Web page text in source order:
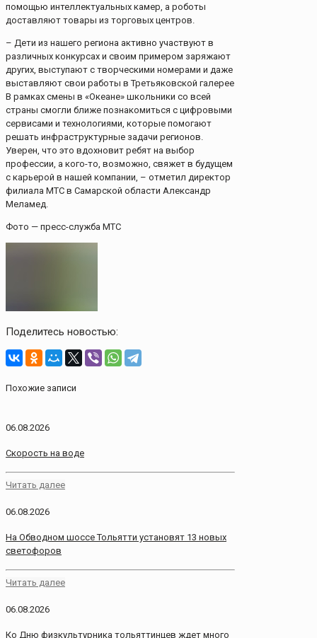
помощью интеллектуальных камер, а роботы
доставляют товары из торговых центров.
– Дети из нашего региона активно участвуют в
различных конкурсах и своим примером заряжают
других, выступают с творческими номерами и даже
выставляют свои работы в Третьяковской галерее
В рамках смены в «Океане» школьники со всей
страны смогли ближе познакомиться с цифровыми
сервисами и технологиями, которые помогают
решать инфраструктурные задачи регионов.
Уверен, что это вдохновит ребят на выбор
профессии, а кого-то, возможно, свяжет в будущем
с карьерой в нашей компании, – отметил директор
филиала МТС в Самарской области Александр
Меламед.
Фото — пресс-служба МТС
Поделитесь новостью:
Похожие записи
06.08.2026
Скорость на воде
Читать далее
06.08.2026
На Обводном шоссе Тольятти установят 13 новых
светофоров
Читать далее
06.08.2026
Ко Дню физкультурника тольяттинцев ждет много